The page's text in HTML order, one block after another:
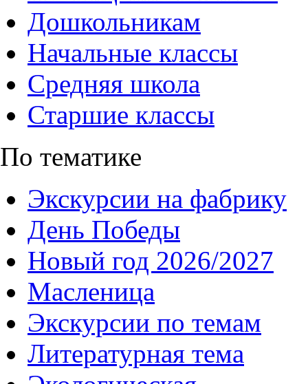
Дошкольникам
Начальные классы
Средняя школа
Старшие классы
По тематике
Экскурсии на фабрику
День Победы
Новый год 2026/2027
Масленица
Экскурсии по темам
Литературная тема